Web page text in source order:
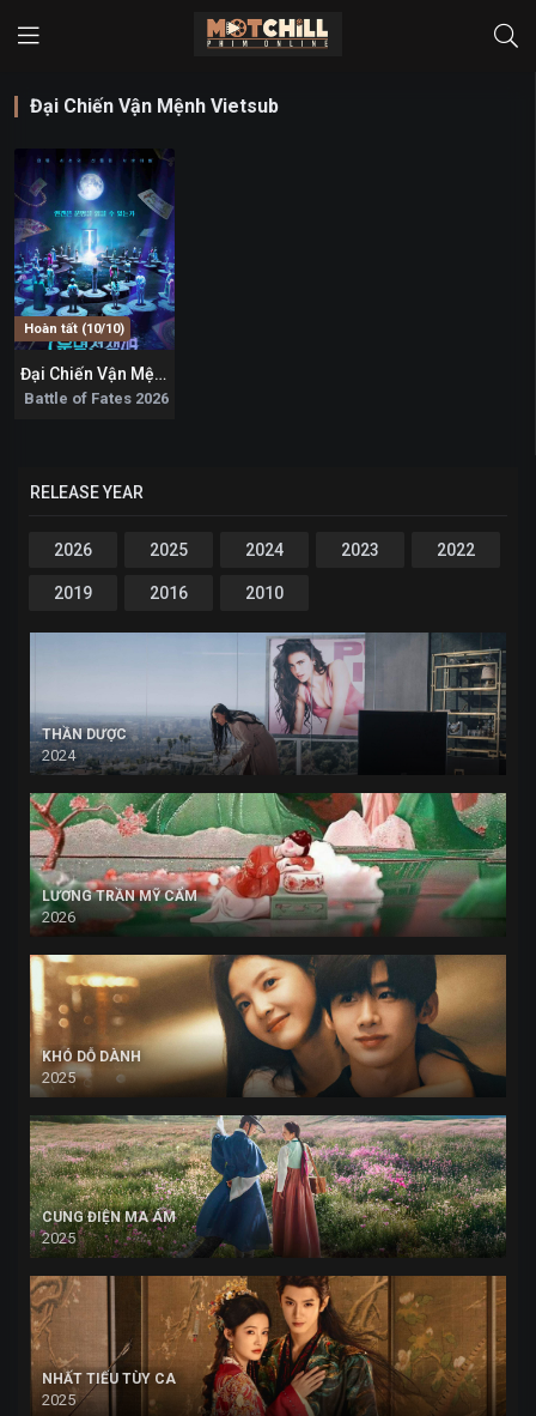
Đại Chiến Vận Mệnh Vietsub
Hoàn tất (10/10)
8.8
Đại Chiến Vận Mệnh
Battle of Fates 2026
RELEASE YEAR
2026 2025 2024 2023 2022
2019 2016 2010
THẦN DƯỢC
2024
LƯƠNG TRẦN MỸ CẨM
2026
KHÓ DỖ DÀNH
2025
CUNG ĐIỆN MA ÁM
2025
NHẤT TIẾU TÙY CA
2025